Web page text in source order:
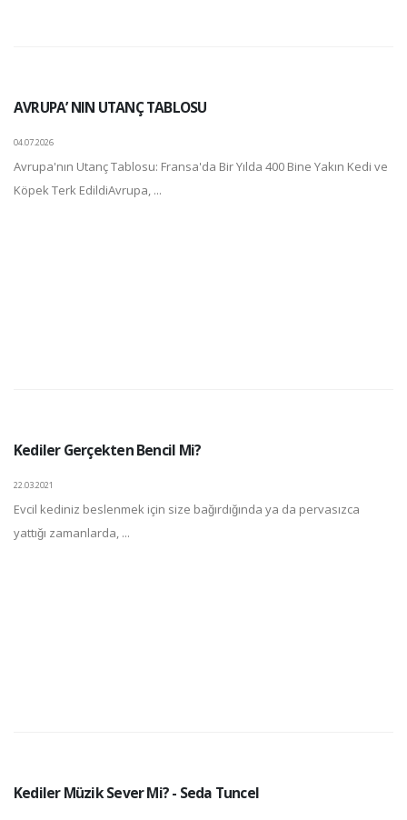
AVRUPA’ NIN UTANÇ TABLOSU
04.07.2026
Avrupa'nın Utanç Tablosu: Fransa'da Bir Yılda 400 Bine Yakın Kedi ve
Köpek Terk EdildiAvrupa, ...
Kediler Gerçekten Bencil Mi?
22.03.2021
Evcil kediniz beslenmek için size bağırdığında ya da pervasızca
yattığı zamanlarda, ...
Kediler Müzik Sever Mi? - Seda Tuncel